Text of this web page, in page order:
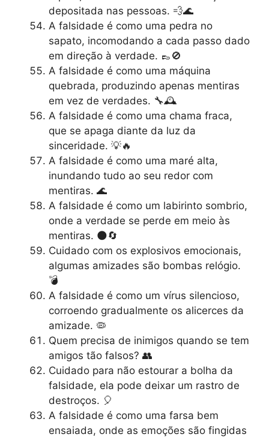
depositada nas pessoas. 💨🌊
A falsidade é como uma pedra no
sapato, incomodando a cada passo dado
em direção à verdade. 👞🚫
A falsidade é como uma máquina
quebrada, produzindo apenas mentiras
em vez de verdades. 🔧🕰️
A falsidade é como uma chama fraca,
que se apaga diante da luz da
sinceridade. 💡🔥
A falsidade é como uma maré alta,
inundando tudo ao seu redor com
mentiras. 🌊
A falsidade é como um labirinto sombrio,
onde a verdade se perde em meio às
mentiras. 🌑🔄
Cuidado com os explosivos emocionais,
algumas amizades são bombas relógio.
💣
A falsidade é como um vírus silencioso,
corroendo gradualmente os alicerces da
amizade. 🦠
Quem precisa de inimigos quando se tem
amigos tão falsos? 👥
Cuidado para não estourar a bolha da
falsidade, ela pode deixar um rastro de
destroços. 🎈
A falsidade é como uma farsa bem
ensaiada, onde as emoções são fingidas